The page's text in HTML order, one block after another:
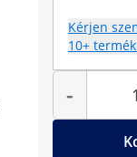
Kérjen
10+
-